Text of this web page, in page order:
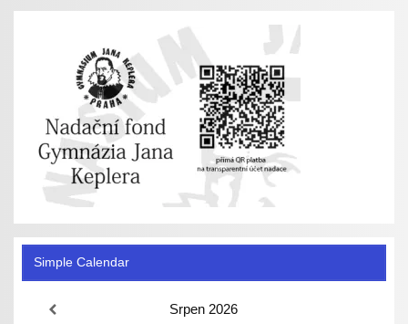
Simple Calendar
Srpen 2026